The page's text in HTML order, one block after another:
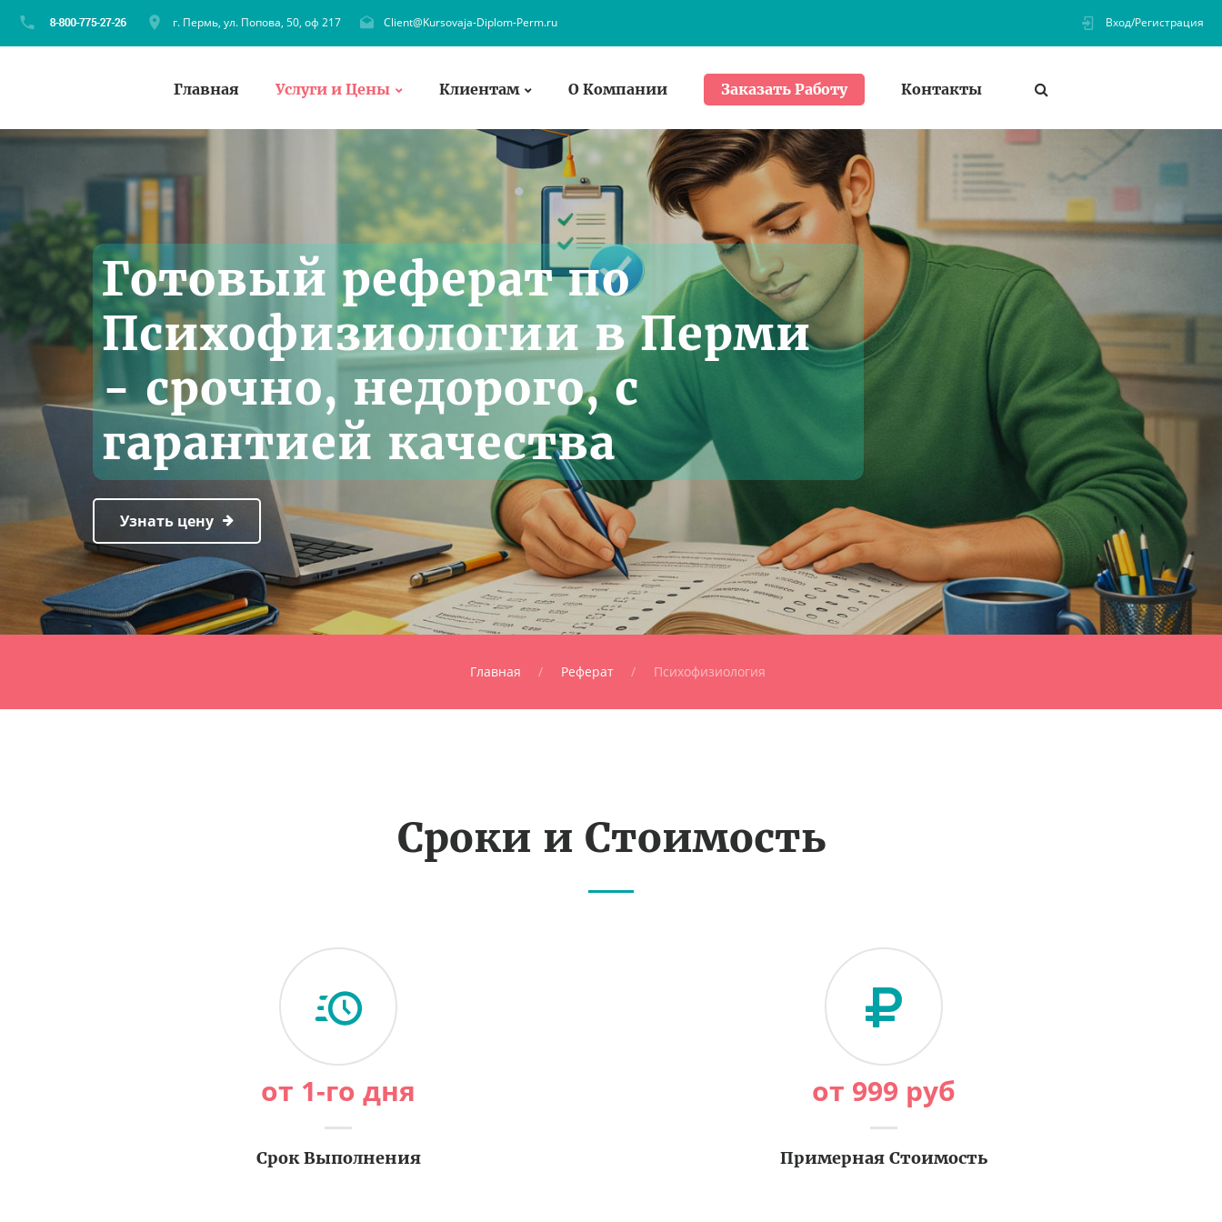
г. Пермь, ул. Попова, 50, оф 217 Client@Kursovaja-Diplom-Perm.ru Вход/Регистрация
Главная Услуги и Цены Клиентам О Компании Заказать Работу Контакты
Готовый реферат по
Психофизиологии в Перми
- срочно, недорого, с
гарантией качества
Узнать цену
Главная Реферат Психофизиология
Сроки и Стоимость
от 1-го дня
Срок Выполнения
от 999 руб
Примерная Стоимость